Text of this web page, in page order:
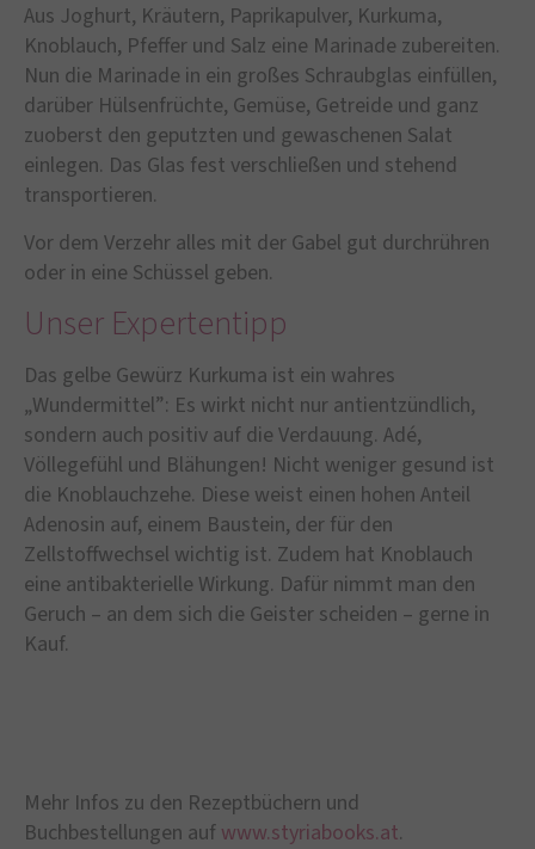
Aus Joghurt, Kräutern, Paprikapulver, Kurkuma,
Knoblauch, Pfeffer und Salz eine Marinade zubereiten.
Nun die Marinade in ein großes Schraubglas einfüllen,
darüber Hülsenfrüchte, Gemüse, Getreide und ganz
zuoberst den geputzten und gewaschenen Salat
einlegen. Das Glas fest verschließen und stehend
transportieren.
Vor dem Verzehr alles mit der Gabel gut durchrühren
oder in eine Schüssel geben.
Unser Expertentipp
Das gelbe Gewürz Kurkuma ist ein wahres
„Wundermittel”: Es wirkt nicht nur antientzündlich,
sondern auch positiv auf die Verdauung. Adé,
Völlegefühl und Blähungen! Nicht weniger gesund ist
die Knoblauchzehe. Diese weist einen hohen Anteil
Adenosin auf, einem Baustein, der für den
Zellstoffwechsel wichtig ist. Zudem hat Knoblauch
eine antibakterielle Wirkung. Dafür nimmt man den
Geruch – an dem sich die Geister scheiden – gerne in
Kauf.
Mehr Infos zu den Rezeptbüchern und
Buchbestellungen auf www.styriabooks.at.